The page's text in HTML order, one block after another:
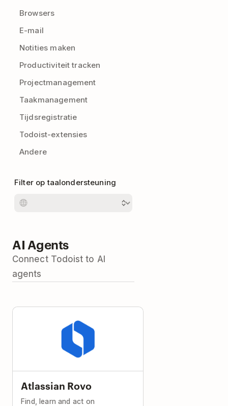
Browsers
E-mail
Notities maken
Productiviteit tracken
Projectmanagement
Taakmanagement
Tijdsregistratie
Todoist-extensies
Andere
Filter op taalondersteuning
AI Agents
Connect Todoist to AI
agents
Atlassian Rovo
Find, learn and act on